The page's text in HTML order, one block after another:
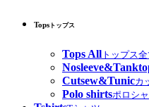
Tops トップス
Tops All トップス
Cutsew&Tunicカ
Polo shirtsポロシ